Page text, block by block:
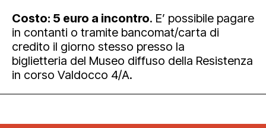
Costo: 5 euro a incontro. E’ possibile pagare
in contanti o tramite bancomat/carta di
credito il giorno stesso presso la
biglietteria del Museo diffuso della Resistenza
in corso Valdocco 4/A.